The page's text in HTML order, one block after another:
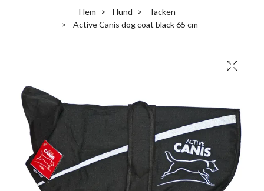
Hem Hund
Täcken
Active Canis dog coat black 65 cm